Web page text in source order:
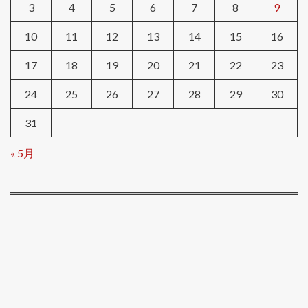
3 4 5 6 7 8 9
10 11 12 13 14 15 16
17 18 19 20 21 22 23
24 25 26 27 28 29 30
31
« 5月